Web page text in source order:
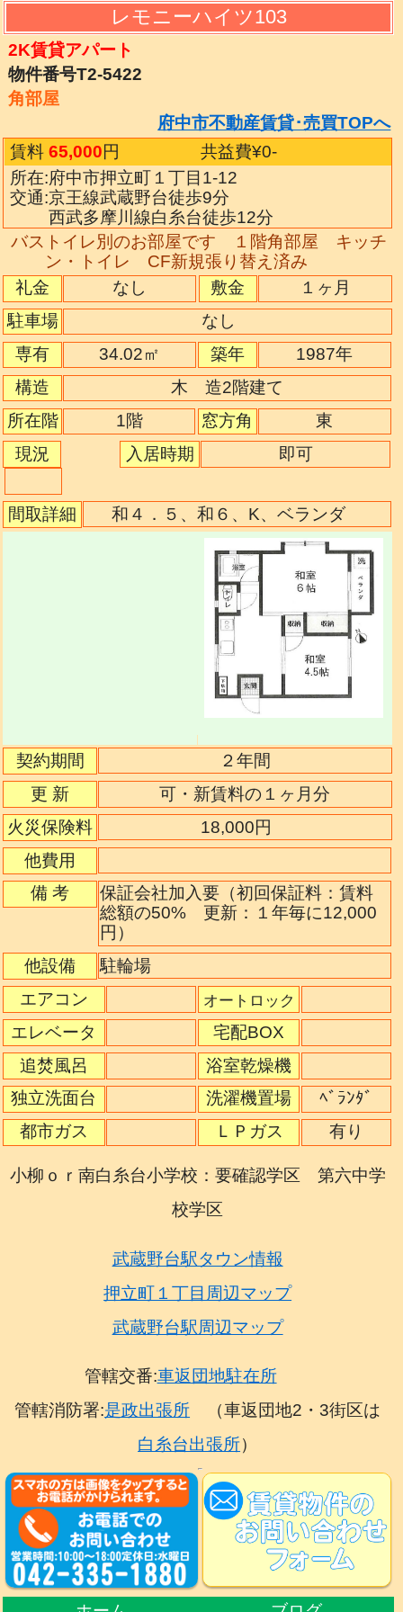
レモニーハイツ103
2K賃貸アパート
物件番号T2-5422
角部屋
府中市不動産賃貸･売買TOPへ
賃料 65,000円 共益費¥0-
所在:府中市押立町１丁目1-12
交通:京王線武蔵野台徒歩9分
西武多摩川線白糸台徒歩12分
バストイレ別のお部屋です １階角部屋 キッチ
ン・トイレ CF新規張り替え済み
礼金
なし 敷金
１ヶ月
駐車場
なし
専有
34.02㎡ 築年
1987年
構造
木 造2階建て
所在階
1階 窓方角
東
現況
入居時期 即可
間取詳細 和４．５、和６、K、ベランダ
契約期間
２年間
更 新
可・新賃料の１ヶ月分
火災保険料
18,000円
他費用
備 考
保証会社加入要（初回保証料：賃料
総額の50% 更新：１年毎に12,000
円）
他設備
駐輪場
エアコン
オートロック
エレベータ
宅配BOX
追焚風呂
浴室乾燥機
独立洗面台
洗濯機置場
ﾍﾞﾗﾝﾀﾞ
都市ガス
ＬＰガス 有り
小柳ｏｒ南白糸台小学校：要確認学区 第六中学
校学区
武蔵野台駅タウン情報
押立町１丁目周辺マップ
武蔵野台駅周辺マップ
管轄交番:車返団地駐在所
管轄消防署:是政出張所 （車返団地2・3街区は
白糸台出張所）